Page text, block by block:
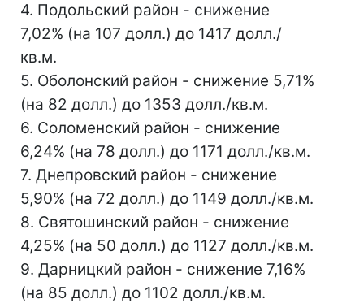
4. Подольский район - снижение
7,02% (на 107 долл.) до 1417 долл./
кв.м.
5. Оболонский район - снижение 5,71%
(на 82 долл.) до 1353 долл./кв.м.
6. Соломенский район - снижение
6,24% (на 78 долл.) до 1171 долл./кв.м.
7. Днепровский район - снижение
5,90% (на 72 долл.) до 1149 долл./кв.м.
8. Святошинский район - снижение
4,25% (на 50 долл.) до 1127 долл./кв.м.
9. Дарницкий район - снижение 7,16%
(на 85 долл.) до 1102 долл./кв.м.